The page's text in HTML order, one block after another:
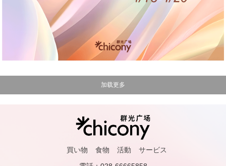
買い物 食物 活動
サービス